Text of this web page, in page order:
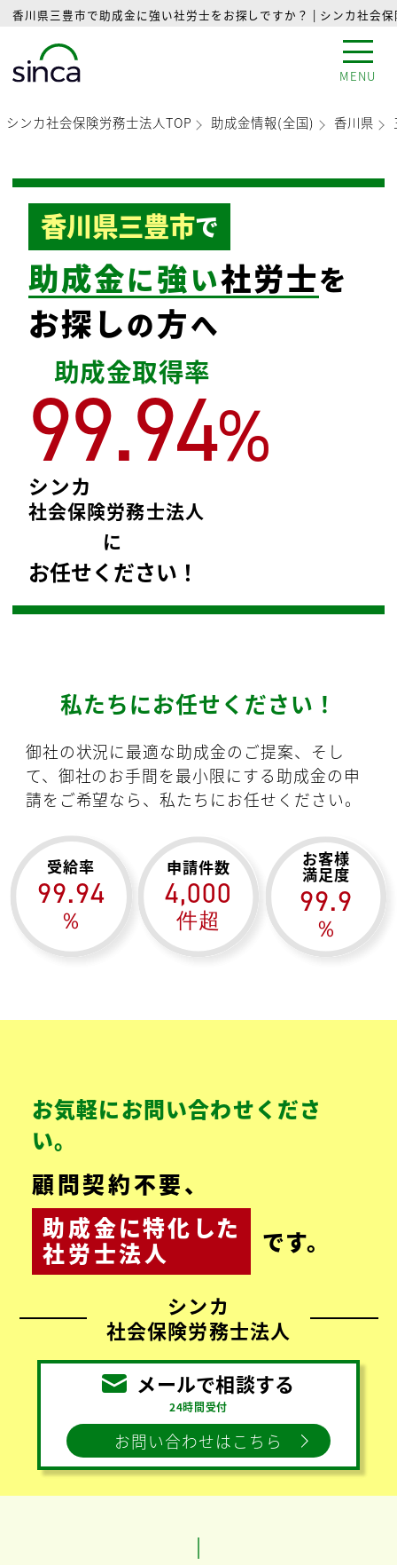
香川県三豊市で助成金に強い社労士をお探しですか？ | シンカ社会
MENU
シンカ社会保険労務士法人TOP 助成金情報(全国) 香川県
香川県三豊市で
助成金に強い社労士を
お探しの方へ
助成金取得率
99.94%
シンカ
社会保険労務士法人
に
お任せください！
私たちにお任せください！
御社の状況に最適な助成金のご提案、そし
て、御社のお手間を最小限にする助成金の申
請をご希望なら、私たちにお任せください。
受給率
99.94
％
申請件数
4,000
件超
お客様
満足度
99.9
％
お気軽にお問い合わせくださ
い。
顧問契約不要、
助成金に特化 した
社労士法人
です。
シンカ
社会保険労務士法人
メールで相談する
24時間受付
お問い合わせはこちら